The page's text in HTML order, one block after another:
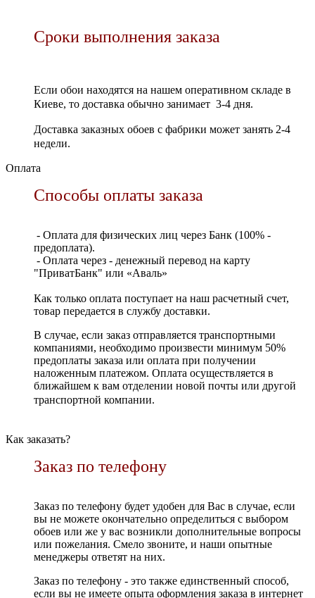
Сроки выполнения заказа
Если обои находятся на нашем оперативном складе в
Киеве, то доставка обычно занимает 3-4 дня.
Доставка заказных обоев с фабрики может занять 2-4
недели.
Оплата
Способы оплаты заказа
- Оплата для физических лиц через Банк (100% -
предоплата).
- Оплата через - денежный перевод на карту
"ПриватБанк" или «Аваль»
Как только оплата поступает на наш расчетный счет,
товар передается в службу доставки.
В случае, если заказ отправляется транспортными
компаниями, необходимо произвести минимум 50%
предоплаты заказа или оплата при получении
наложенным платежом. Оплата осуществляется в
ближайшем к вам отделении новой почты или другой
транспортной компании.
Как заказать?
Заказ по телефону
Заказ по телефону будет удобен для Вас в случае, если
вы не можете окончательно определиться с выбором
обоев или же у вас возникли дополнительные вопросы
или пожелания. Смело звоните, и наши опытные
менеджеры ответят на них.
Заказ по телефону - это также единственный способ,
если вы не имеете опыта оформления заказа в интернет